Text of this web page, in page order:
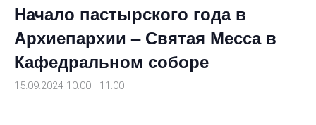
Начало пастырского года в
Архиепархии – Святая Месса в
Кафедральном соборе
15.09.2024 10:00 - 11:00